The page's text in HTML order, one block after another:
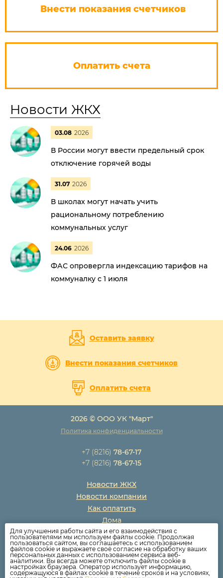
Внести показания счетчиков
Оплатить счета
Новости ЖКХ
03.08 2026
В России могут ввести предельный срок
отключение горячей воды
31.07 2026
В школах могут начать учить
рациональному потреблению
коммунальных услуг
24.06 2026
ФАС опровергла индексацию тарифов на
коммуналку с 1 июля
Оставить заявку
Внести показания счетчиков
Оплатить счета
2026 © ООО УК "Март"
Политика конфиденциальности
+7 (8216) 78-67-17
+7 (8216) 78-67-15
Новости ЖКХ
Новости компании
Как оплатить
Дома
Раскрытие информации
Вопросы
Для улучшения работы сайта и его взаимодействия с
пользователями мы используем файлы cookie. Продолжая
пользоваться сайтом, вы соглашаетесь с использованием
файлов cookie и выражаете своё согласие на обработку ваших
персональных данных с использованием сервиса веб-
аналитики. Вы всегда можете отключить файлы cookie в
настройках браузера. Оператор использует информацию,
содержащуюся в файлах cookie в течение сроков и на условиях,